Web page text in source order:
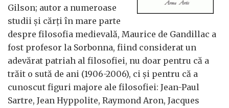
Gilson; autor a numeroase
studii şi cărţi în mare parte
despre filosofia medievală, Maurice de Gandillac a
fost profesor la Sorbonna, fiind considerat un
adevărat patriah al filosofiei, nu doar pentru că a
trăit o sută de ani (1906-2006), ci şi pentru că a
cunoscut figuri majore ale filosofiei: Jean-Paul
Sartre, Jean Hyppolite, Raymond Aron, Jacques